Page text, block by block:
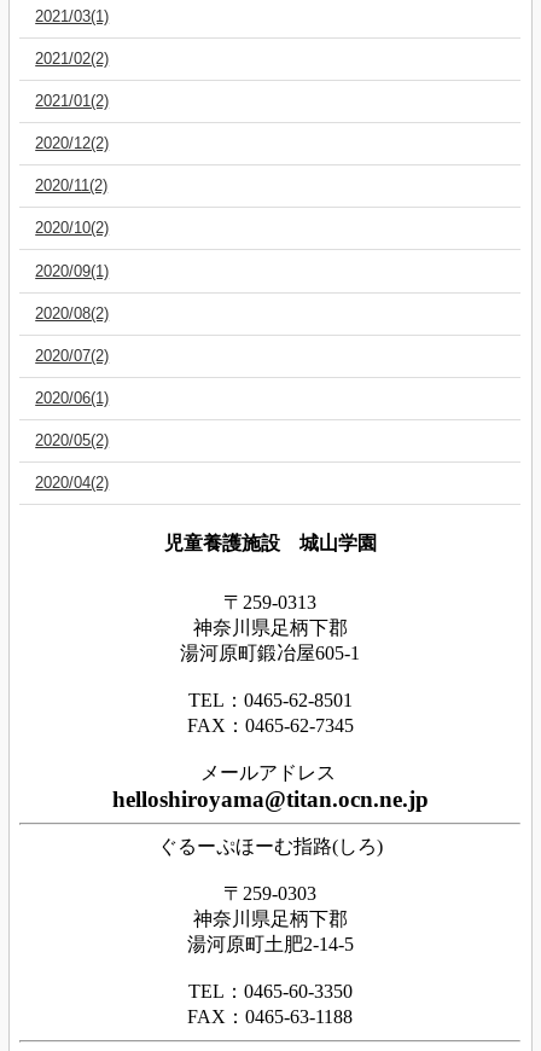
2021/03(1)
2021/02(2)
2021/01(2)
2020/12(2)
2020/11(2)
2020/10(2)
2020/09(1)
2020/08(2)
2020/07(2)
2020/06(1)
2020/05(2)
2020/04(2)
児童養護施設 城山学園
〒259-0313
神奈川県足柄下郡
湯河原町鍛冶屋605-1
TEL：0465‐62‐8501
FAX：0465‐62‐7345
メールアドレス
helloshiroyama@titan.ocn.ne.jp
ぐるーぷほーむ指路(しろ)
〒259-0303
神奈川県足柄下郡
湯河原町土肥2-14-5
TEL：0465-60-3350
FAX：0465-63-1188